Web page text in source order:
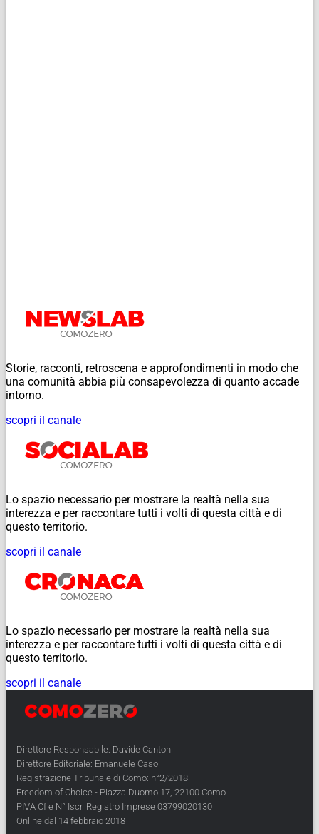
Storie, racconti, retroscena e approfondimenti in modo che
una comunità abbia più consapevolezza di quanto accade
intorno.
scopri il canale
Lo spazio necessario per mostrare la realtà nella sua
interezza e per raccontare tutti i volti di questa città e di
questo territorio.
scopri il canale
Lo spazio necessario per mostrare la realtà nella sua
interezza e per raccontare tutti i volti di questa città e di
questo territorio.
scopri il canale
Direttore Responsabile: Davide Cantoni
Direttore Editoriale: Emanuele Caso
Registrazione Tribunale di Como: n°2/2018
Freedom of Choice - Piazza Duomo 17, 22100 Como
PIVA Cf e N° Iscr. Registro Imprese 03799020130
Online dal 14 febbraio 2018